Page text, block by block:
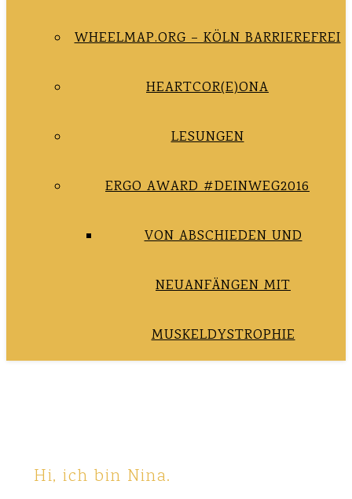
WHEELMAP.ORG – KÖLN BARRIEREFREI
HEARTCOR(E)ONA
LESUNGEN
ERGO AWARD #DEINWEG2016
VON ABSCHIEDEN UND
NEUANFÄNGEN MIT
MUSKELDYSTROPHIE
Hi, ich bin Nina.